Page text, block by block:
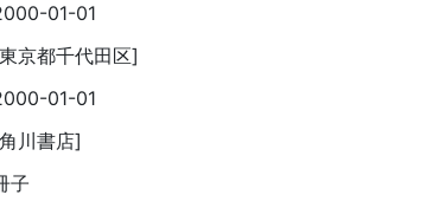
01-01
京都千代田区]
01-01
川書店]
子